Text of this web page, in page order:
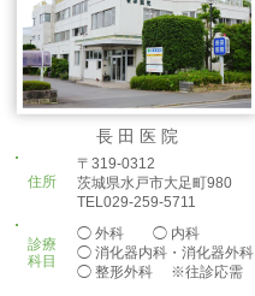
長 田 医 院
住所
〒319-0312
茨城県水戸市大足町980
TEL029-259-5711
診療
科目
◯ 外科 ◯ 内科
◯ 消化器内科・消化器外科
◯ 整形外科 ※往診応需